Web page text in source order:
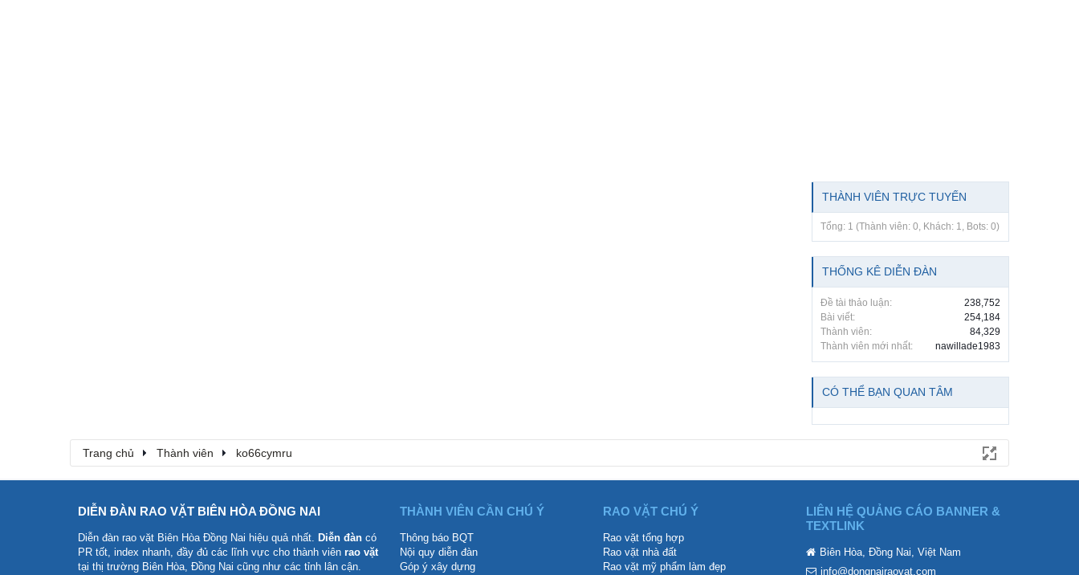
THÀNH VIÊN TRỰC TUYẾN
Tổng: 1 (Thành viên: 0, Khách: 1, Bots: 0)
THỐNG KÊ DIỄN ĐÀN
Đề tài thảo luận:
238,752
Bài viết:
254,184
Thành viên:
84,329
Thành viên mới nhất:
nawillade1983
CÓ THỂ BẠN QUAN TÂM
Trang chủ Thành viên ko66cymru
DIỄN ĐÀN RAO VẶT BIÊN HÒA ĐỒNG NAI
Diễn đàn rao vặt Biên Hòa Đồng Nai hiệu quả nhất. Diễn đàn có
PR tốt, index nhanh, đầy đủ các lĩnh vực cho thành viên rao vặt
tại thị trường Biên Hòa, Đồng Nai cũng như các tỉnh lân cận.
THÀNH VIÊN CẦN CHÚ Ý
Thông báo BQT
Nội quy diễn đàn
Góp ý xây dựng
RAO VẶT CHÚ Ý
Rao vặt tổng hợp
Rao vặt nhà đất
Rao vặt mỹ phẩm làm đẹp
LIÊN HỆ QUẢNG CÁO BANNER &
TEXTLINK
Biên Hòa, Đồng Nai, Việt Nam
info@dongnairaovat.com